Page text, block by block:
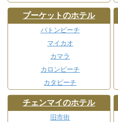
プーケットのホテル
パトンビーチ
マイカオ
カマラ
カロンビーチ
カタビーチ
チェンマイのホテル
旧市街